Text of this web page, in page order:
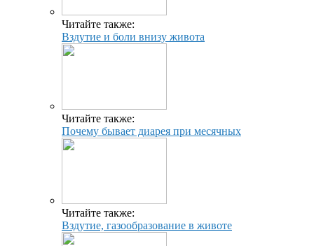
Читайте также:
Вздутие и боли внизу живота
Читайте также:
Почему бывает диарея при месячных
Читайте также:
Вздутие, газообразование в животе